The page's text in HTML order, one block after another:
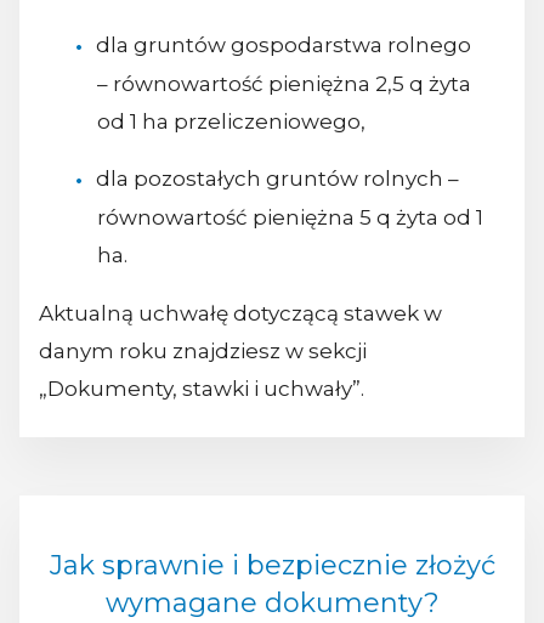
dla gruntów gospodarstwa rolnego
– równowartość pieniężna 2,5 q żyta
od 1 ha przeliczeniowego,
dla pozostałych gruntów rolnych –
równowartość pieniężna 5 q żyta od 1
ha.
Aktualną uchwałę dotyczącą stawek w
danym roku znajdziesz w sekcji
„Dokumenty, stawki i uchwały”.
Jak sprawnie i bezpiecznie złożyć
wymagane dokumenty?